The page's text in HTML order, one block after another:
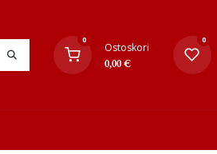
0
Ostoskori
0,00€
0